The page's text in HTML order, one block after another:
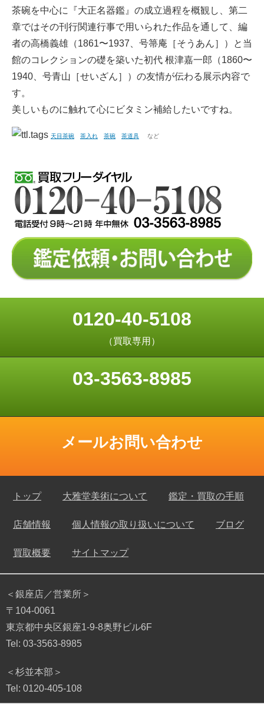
茶碗を中心に『大正名器鑑』の成立過程を概観し、第二
章ではその刊行関連行事で用いられた作品を通して、編
者の高橋義雄（1861〜1937、号箒庵［そうあん］）と当
館のコレクションの礎を築いた初代 根津嘉一郎（1860〜
1940、号青山［せいざん］）の友情が伝わる展示内容で
す。
美しいものに触れて心にビタミン補給したいですね。
天目茶碗 茶入れ 茶碗 茶道具 など
0120-40-5108
（買取専用）
03-3563-8985
メールお問い合わせ
トップ 大雅堂美術について 鑑定・買取の手順
店舗情報 個人情報の取り扱いについて ブログ
買取概要 サイトマップ
＜銀座店／営業所＞
〒104-0061
東京都中央区銀座1-9-8奥野ビル6F
Tel: 03-3563-8985
＜杉並本部＞
Tel: 0120-405-108